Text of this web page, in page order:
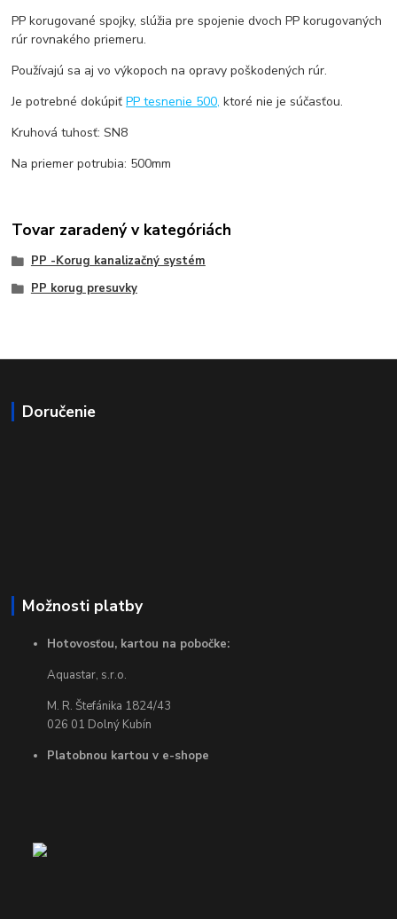
PP korugované spojky, slúžia pre spojenie dvoch PP korugovaných
rúr rovnakého priemeru.
Používajú sa aj vo výkopoch na opravy poškodených rúr.
Je potrebné dokúpiťPP tesnenie 500, ktoré nie je súčasťou.
Kruhová tuhosť: SN8
Na priemer potrubia: 500mm
Tovar zaradený v kategóriách
PP -Korug kanalizačný systém
PP korug presuvky
Doručenie
Možnosti platby
Hotovosťou, kartou na pobočke:
Aquastar, s.r.o.
M. R. Štefánika 1824/43
026 01 Dolný Kubín
Platobnou kartou v e-shope